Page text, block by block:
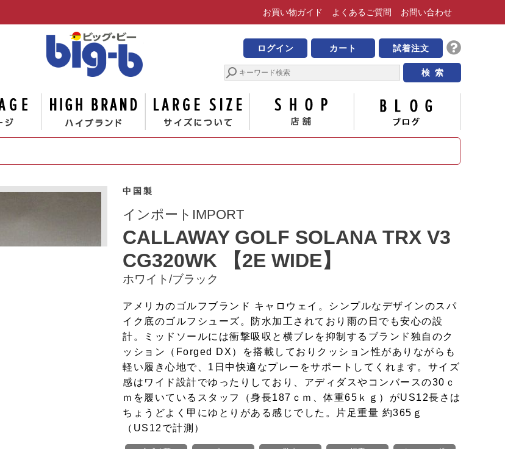
お買い物ガイド よくある ご質問 お問い合わせ
男の大きな靴の専門店 ビッグ・ビー
ログイン カート 試着注文
メッセージ ハイブランド サイズについて
中国製
インポートIMPORT
CALLAWAY GOLF SOLANA TRX V3
CG320WK 【2E WIDE】
ホワイト/ブラック
アメリカのゴルフブランド キャロウェイ。シンプルなデザインのスパ
イク底のゴルフシューズ。防水加工されており雨の日でも安心の設
計。ミッドソールには衝撃吸収と横ブレを抑制するブランド独自のク
ッション（Forged DX）を搭載しておりクッション性がありながらも
軽い履き心地で、1日中快適なプレーをサポートしてくれます。サイズ
感はワイド設計でゆったりしており、アディダスやコンバースの30ｃ
ｍを履いているスタッフ（身長187ｃｍ、体重65ｋｇ）がUS12長さは
ちょうどよく甲にゆとりがある感じでした。片足重量 約365ｇ
（US12で計測）